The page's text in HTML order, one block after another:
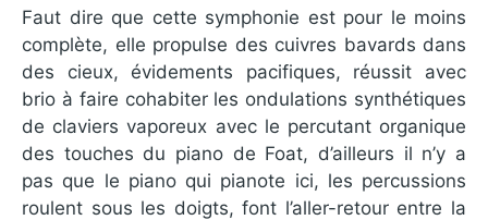
Faut dire que cette symphonie est pour le moins
complète, elle propulse des cuivres bavards dans
des cieux, évidements pacifiques, réussit avec
brio à faire cohabiter les ondulations synthétiques
de claviers vaporeux avec le percutant organique
des touches du piano de Foat, d’ailleurs il n’y a
pas que le piano qui pianote ici, les percussions
roulent sous les doigts, font l’aller-retour entre la